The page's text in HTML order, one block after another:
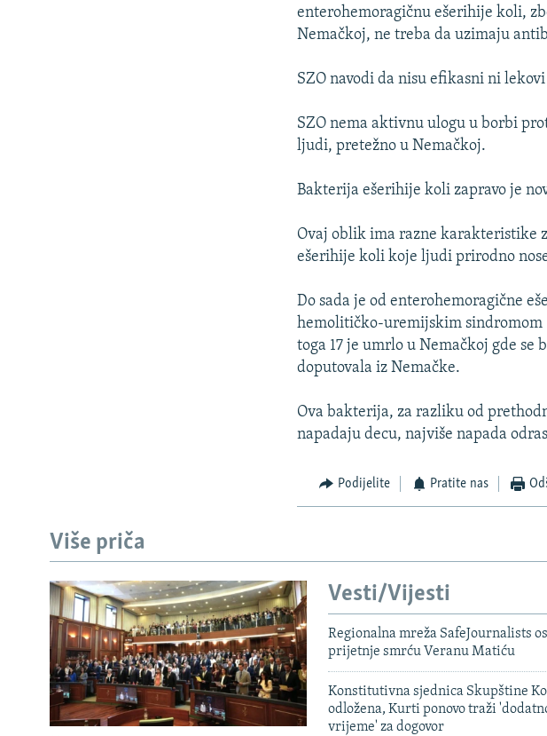
enterohemoragičnu ešerihije koli,
Nemačkoj, ne treba da uzimaju
SZO navodi da nisu efikasni ni
SZO nema aktivnu ulogu u borbi
ljudi, pretežno u Nemačkoj.
Bakterija ešerihije koli zapravo je
Ovaj oblik ima razne karakteristike
ešerihije koli koje ljudi prirodno
Do sada je od enterohemoragične
hemolitičko-uremijskim sindromom
toga 17 je umrlo u Nemačkoj gde se
doputovala iz Nemačke.
Ova bakterija, za razliku od
napadaju decu, najviše napada
Podijelite Pratite nas
Više priča
Vesti/Vijesti
Regionalna mreža SafeJournalists
prijetnje smrću Veranu Matiću
Konstitutivna sjednica Skupštine
odložena, Kurti ponovo traži
vrijeme' za dogovor